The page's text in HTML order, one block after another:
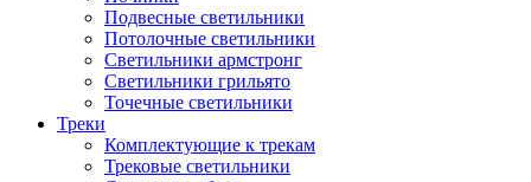
Подвесные светильники
Потолочные светильники
Светильники армстронг
Светильники грильято
Точечные светильники
Треки
Комплектующие к трекам
Трековые светильники